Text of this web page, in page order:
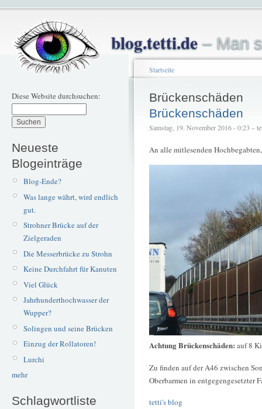
blog.tetti.de– Man
Diese Website durchsuchen:
Neueste
Blogeinträge
Blog-Ende?
Was lange währt, wird endlich
gut.
Strohner Brücke auf der
Zielgeraden
Die Messerbrücke zu Strohn
Keine Durchfahrt für Kanuten
Viel Glück
Jahrhunderthochwasser der
Wupper?
Solingen und seine Brücken
Einzug der Rollatoren!
Lurchi
mehr
Schlagwortliste
Startseite
Brückenschäden
Brückenschäden
Samstag, 19. November 2016 - 0:23 –
An alle mitlesenden
Achtung Brückenschäden: auf 8
Zu finden auf der A46 zwischen
Oberbarmen in entgegengesetzter
tetti's blog